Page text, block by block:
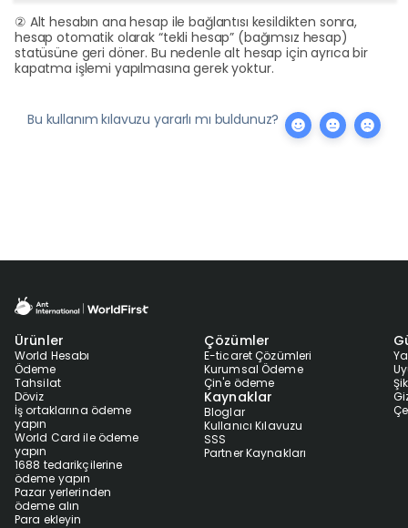
② Alt hesabın ana hesap ile bağlantısı kesildikten sonra,
hesap otomatik olarak “tekli hesap” (bağımsız hesap)
statüsüne geri döner. Bu nedenle alt hesap için ayrıca bir
kapatma işlemi yapılmasına gerek yoktur.
Bu kullanım kılavuzu yararlı mı buldunuz?
Ürünler
World Hesabı
Ödeme
Tahsilat
Döviz
İş ortaklarına ödeme
yapın
World Card ile ödeme
yapın
1688 tedarikçilerine
ödeme yapın
Pazar yerlerinden
ödeme alın
Para ekleyin
Çözümler
E-ticaret Çözümleri
Kurumsal Ödeme
Çin'e ödeme
Kaynaklar
Bloglar
Kullanıcı Kılavuzu
SSS
Partner Kaynakları